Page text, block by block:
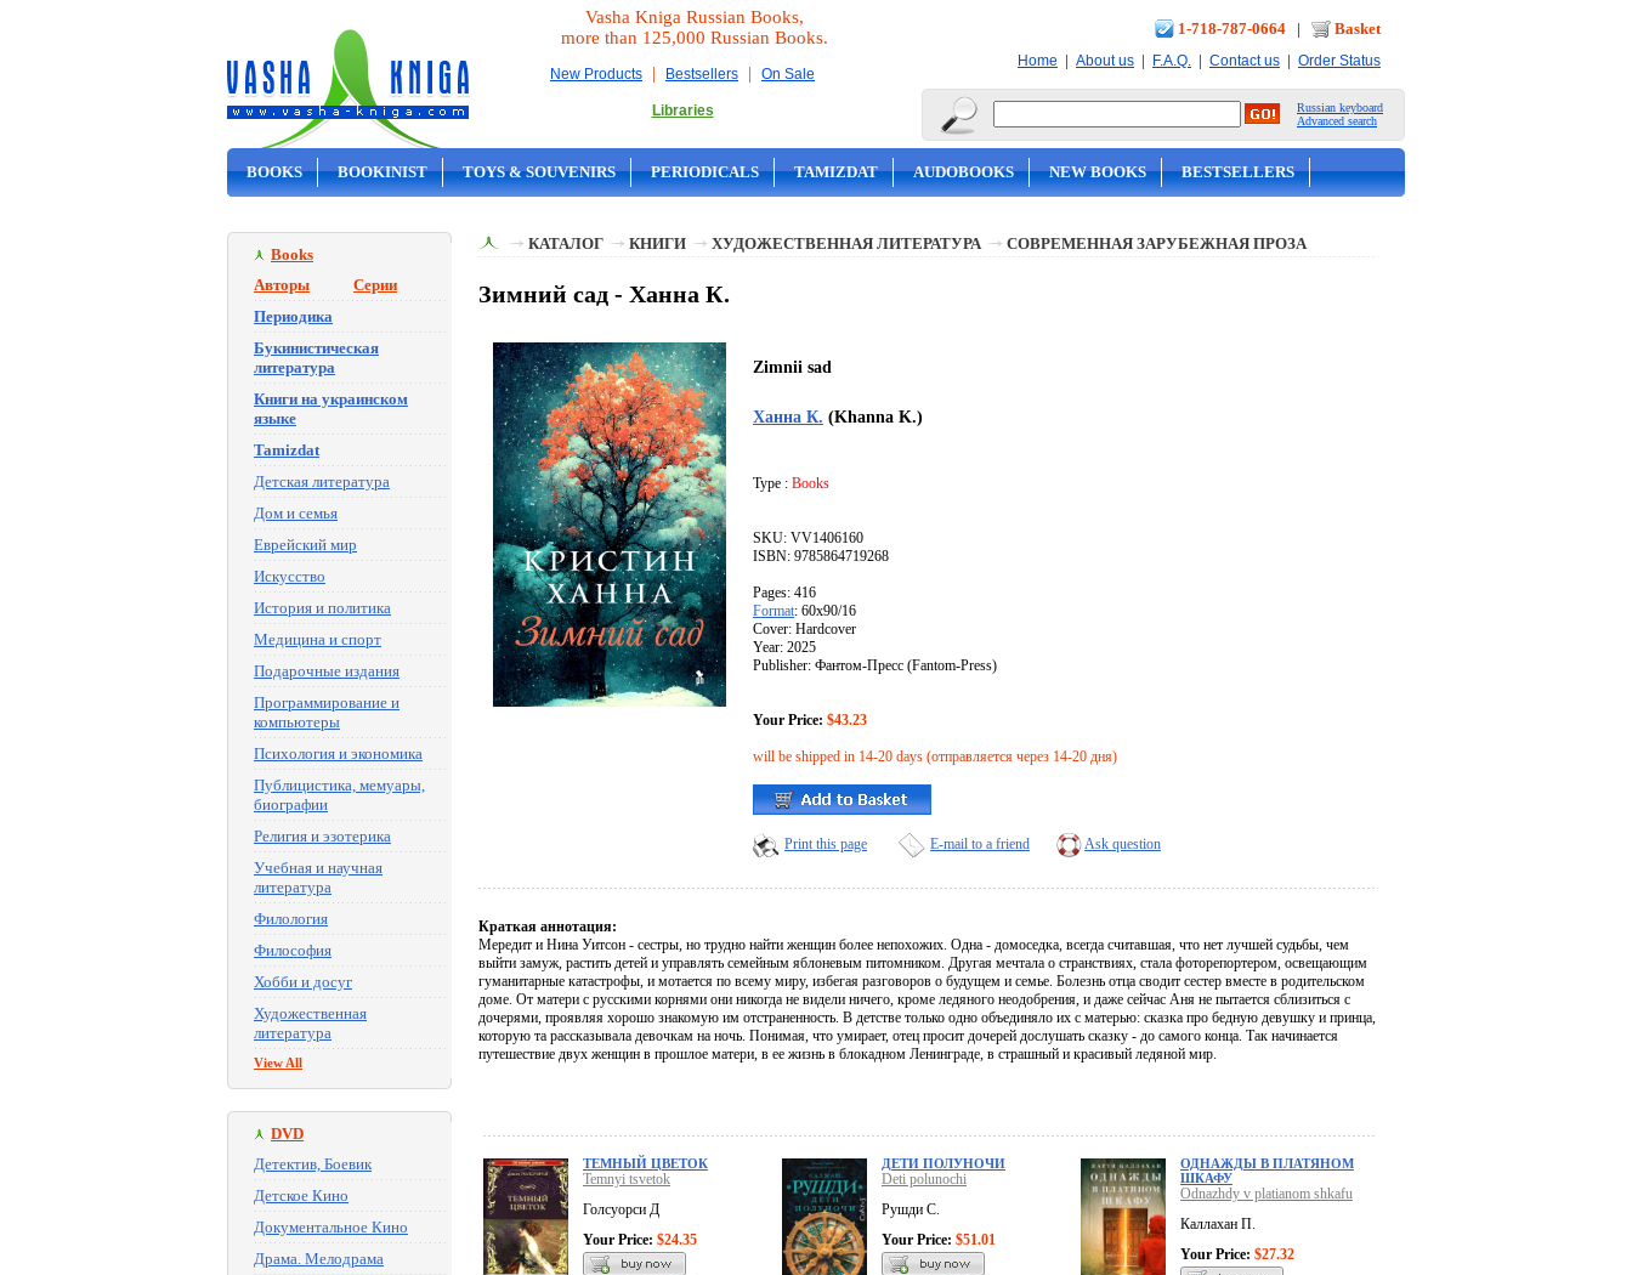
Vasha Kniga Russian Books,
more than 125,000 Russian Books.
New Products | Bestsellers | On Sale
Libraries
1-718-787-0664 | Basket
Home | About us | F.A.Q. | Contact us | Order Status
Russian keyboard
Advanced search
BOOKS BOOKINIST TOYS & SOUVENIRS PERIODICALS TAMIZDAT AUDOBOOKS NEW BOOKS BESTSELLERS
Books
Авторы
Серии
Периодика
Букинистическая
литература
Книги на украинском
языке
Tamizdat
Детская литература
Дом и семья
Еврейский мир
Искусство
История и политика
Медицина и спорт
Подарочные издания
Программирование и
компьютеры
Психология и экономика
Публицистика, мемуары,
биографии
Религия и эзотерика
Учебная и научная
литература
Филология
Философия
Хобби и досуг
Художественная
литература
View All
DVD
Детектив, Боевик
Детское Кино
Документальное Кино
Драма. Мелодрама
КАТАЛОГ КНИГИ ХУДОЖЕСТВЕННАЯ ЛИТЕРАТУРА СОВРЕМЕННАЯ ЗАРУБЕЖНАЯ ПРОЗА
Зимний сад - Ханна К.
Zimnii sad
Ханна К. (Khanna K.)
Type : Books
SKU: VV1406160
ISBN: 9785864719268
Pages: 416
Format: 60x90/16
Cover: Hardcover
Year: 2025
Publisher: Фантом-Пресс (Fantom-Press)
Your Price: $43.23
will be shipped in 14-20 days (отправляется через 14-20 дня)
Print this page E-mail to a friend Ask question
Краткая аннотация:
Мередит и Нина Уитсон - сестры, но трудно найти женщин более непохожих. Одна - домоседка, всегда считавшая, что нет лучшей судьбы, чем
выйти замуж, растить детей и управлять семейным яблоневым питомником. Другая мечтала о странствиях, стала фоторепортером, освещающим
гуманитарные катастрофы, и мотается по всему миру, избегая разговоров о будущем и семье. Болезнь отца сводит сестер вместе в родительском
доме. От матери с русскими корнями они никогда не видели ничего, кроме ледяного неодобрения, и даже сейчас Аня не пытается сблизиться с
дочерями, проявляя хорошо знакомую им отстраненность. В детстве только одно объединяло их с матерью: сказка про бедную девушку и принца,
которую та рассказывала девочкам на ночь. Понимая, что умирает, отец просит дочерей дослушать сказку - до самого конца. Так начинается
путешествие двух женщин в прошлое матери, в ее жизнь в блокадном Ленинграде, в страшный и красивый ледяной мир.
ТЕМНЫЙ ЦВЕТОК
Temnyi tsvetok
Голсуорси Д
Your Price: $24.35
ДЕТИ ПОЛУНОЧИ
Deti polunochi
Рушди С.
Your Price: $51.01
ОДНАЖДЫ В ПЛАТЯНОМ
ШКАФУ
Odnazhdy v platianom shkafu
Каллахан П.
Your Price: $27.32